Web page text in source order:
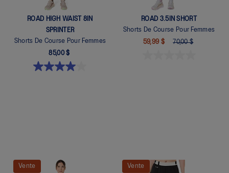
ROAD HIGH WAIST 8IN
SPRINTER
Shorts De Course Pour Femmes
85,00 $
Quickview
ROAD 3.5IN SHORT
Shorts De Course Pour Femmes
59,99 $
70,00 $
Vente
Vente